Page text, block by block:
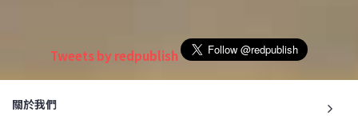
Tweets by redpublish
關於我們